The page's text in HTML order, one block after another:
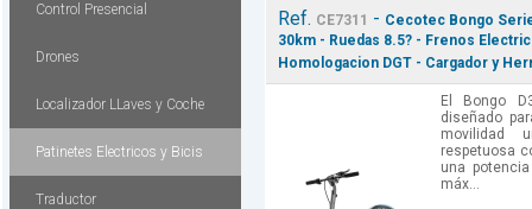
Control Presencial
Drones
Localizador LLaves y Coche
Patinetes Electricos y Bicis
Traductor
Ref. CE7311 - Cecotec Bongo
30km - Ruedas 8.5? - Frenos
Homologacion DGT - Cargador y
El Bongo
diseñado
movilidad
respetuosa
una
máx...